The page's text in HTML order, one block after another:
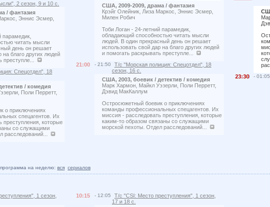
2 сезон, 9 и 10 с.
/ фантазия
Эннис Эсмер,
парамедик,
читать мысли
день он решает
на благо других людей
преступле...
Спецотдел", 18
/ комедия
Поли Перретт,
о приключениях
спецагентов. Их
преступления, которые
со служащими
расследований...
США, 2009-2009, драма / фантазия
Крэйг Олейник, Лиза Маркос, Эннис Эсмер,
Милен Робич
Тоби Логан - 24-летний парамедик,
обладающий способностью читать мысли
людей. В один прекрасный день он решает
использовать свой дар на благо других людей
и помогать раскрывать преступле...
21:00
- 21:50
Т/с "Морская полиция: Спецотдел", 18
сезон, 16 с.
США, 2003, боевик / детектив / комедия
Марк Хармон, Майкл Уэзерли, Поли Перретт,
Дэвид МакКаллум
Остросюжетный боевик о приключениях
команды профессиональных спецагентов. Их
миссия - расследовать преступления, которые
каким-то образом связаны со служащими
морской пехоты. Отдел расследований...
23:3
- 01:05
программа на неделю: вся сериалов
1 сезон,
10:15 - 12:05
Т/с "CSI: Место преступления", 1 сезон,
17 и 18 с.